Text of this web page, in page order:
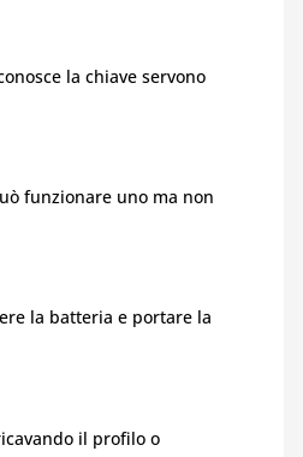
la chiave servono
funzionare uno ma non
la batteria e portare la
il profilo o